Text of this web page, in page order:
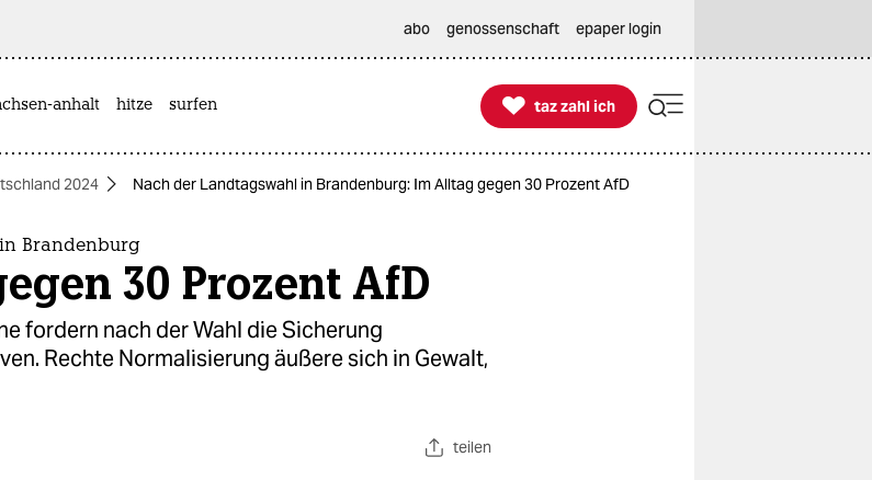
abo genossenschaft epaper login
anhalt hitze surfen 
taz zahl ich
taz zahl ich
2024 Nach der Landtagswahl in Brandenburg: Im Alltag gegen 30 Prozent AfD
Brandenburg
30 Prozent AfD
fordern nach der Wahl die Sicherung
Rechte Normalisierung äußere sich in Gewalt,
teilen